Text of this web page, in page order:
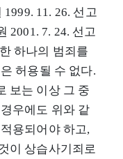
11. 26. 선고
2001. 7. 24. 선고
하나의 범죄를
허용될 수 없다.
보는 이상 그 중
우에도 위와 같
용되어야 하고,
이 상습사기죄로